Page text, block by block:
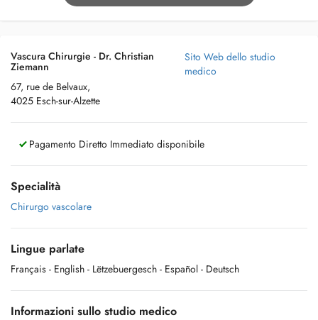
Vascura Chirurgie - Dr. Christian
Ziemann
67, rue de Belvaux,
4025 Esch-sur-Alzette
Sito Web dello studio
medico
Pagamento Diretto Immediato disponibile
Specialità
Chirurgo vascolare
Lingue parlate
Français - English - Lëtzebuergesch - Español - Deutsch
Informazioni sullo studio medico